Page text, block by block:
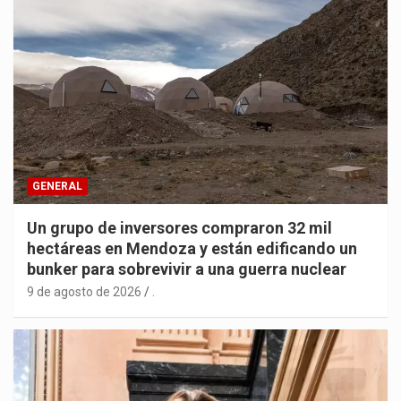
GENERAL
Un grupo de inversores compraron 32 mil
hectáreas en Mendoza y están edificando un
bunker para sobrevivir a una guerra nuclear
9 de agosto de 2026 .